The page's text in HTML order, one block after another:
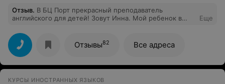
Отзыв. В БЦ Порт прекрасный преподаватель
английского для детей! Зовут Инна. Мой ребенок в
английском))). Никуда не заставить было ходить.
Спасибо, Инночка.
Еще
Отзывы82 Все адреса
КУРСЫ ИНОСТРАННЫХ ЯЗЫКОВ